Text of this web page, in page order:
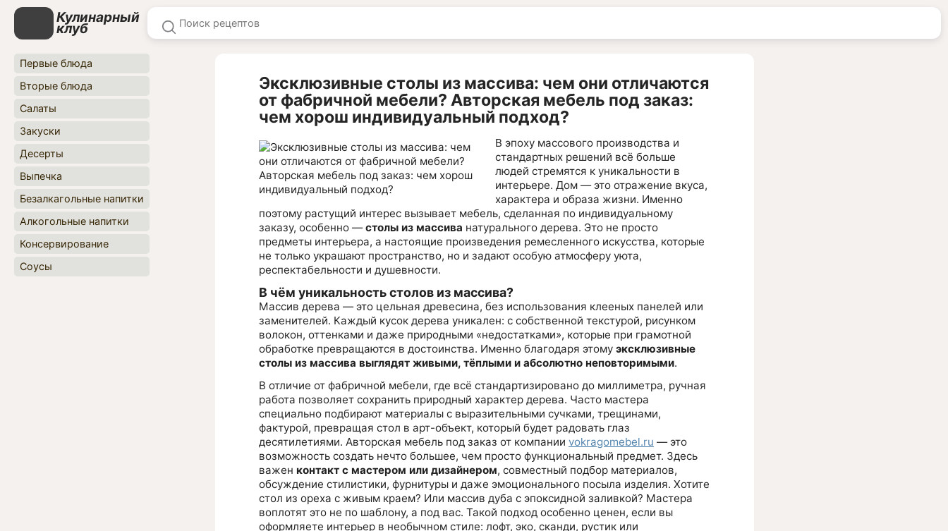
Кулинарный
клуб
Первые блюда
Вторые блюда
Салаты
Закуски
Десерты
Выпечка
Безалкагольные напитки
Алкогольные напитки
Консервирование
Соусы
Эксклюзивные столы из массива: чем они отличаются
от фабричной мебели? Авторская мебель под заказ:
чем хорош индивидуальный подход?
В эпоху массового производства и
стандартных решений всё больше
людей стремятся к уникальности в
интерьере. Дом — это отражение вкуса,
характера и образа жизни. Именно
поэтому растущий интерес вызывает мебель, сделанная по индивидуальному
заказу, особенно —столы из массива натурального дерева. Это не просто
предметы интерьера, а настоящие произведения ремесленного искусства, которые
не только украшают пространство, но и задают особую атмосферу уюта,
респектабельности и душевности.
В чём уникальность столов из массива?
Массив дерева — это цельная древесина, без использования клееных панелей или
заменителей. Каждый кусок дерева уникален: с собственной текстурой, рисунком
волокон, оттенками и даже природными «недостатками», которые при грамотной
обработке превращаются в достоинства. Именно благодаря этому эксклюзивные
столы из массива выглядят живыми, тёплыми и абсолютно неповторимыми.
В отличие от фабричной мебели, где всё стандартизировано до миллиметра, ручная
работа позволяет сохранить природный характер дерева. Часто мастера
специально подбирают материалы с выразительными сучками, трещинами,
фактурой, превращая стол в арт-объект, который будет радовать глаз
десятилетиями. Авторская мебель под заказ от компании vokragomebel.ru — это
возможность создать нечто большее, чем просто функциональный предмет. Здесь
важен контакт с мастером или дизайнером, совместный подбор материалов,
обсуждение стилистики, фурнитуры и даже эмоционального посыла изделия. Хотите
стол из ореха с живым краем? Или массив дуба с эпоксидной заливкой? Мастера
воплотят это не по шаблону, а под вас. Такой подход особенно ценен, если вы
оформляете интерьер в необычном стиле: лофт, эко, сканди, рустик или